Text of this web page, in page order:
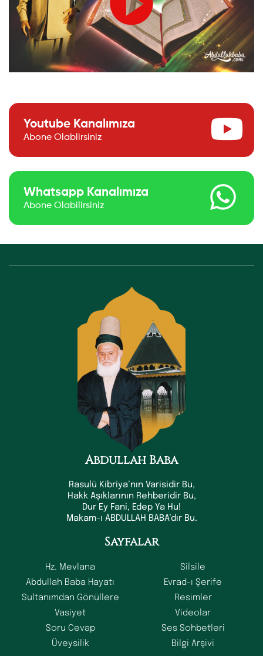
Youtube Kanalımıza
Abone Olablirsiniz
Whatsapp Kanalımıza
Abone Olabilirsiniz
Abdullah Baba
Rasulü Kibriya’nın Varisidir Bu,
Hakk Aşıklarının Rehberidir Bu,
Dur Ey Fani, Edep Ya Hu!
Makam-ı ABDULLAH BABA’dır Bu.
Sayfalar
Hz. Mevlana
Abdullah Baba Hayatı
Sultanımdan Gönüllere
Vasiyet
Soru Cevap
Üveysilik
Silsile
Evrad-ı Şerife
Resimler
Videolar
Ses Sohbetleri
Bilgi Arşivi